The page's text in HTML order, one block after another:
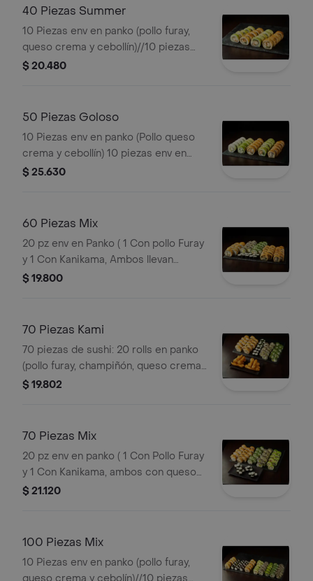
cebollín)//10 piezas env en panko
40 Piezas Summer
10 Piezas env en panko (pollo furay,
queso crema y cebollín)//10 piezas
env en panko (kanikama, queso crema
piezas env en palta (pollo furay, queso
$ 20.480
50 Piezas Goloso
10 Piezas env en panko (Pollo queso
crema y cebollín) 10 piezas env en
panko (kanikama, queso crema y
piezas env en palta (palmito, queso
queso crema (camarón, queso crema
y palta).
$ 25.630
60 Piezas Mix
20 pz env en Panko ( 1 Con pollo Furay
y 1 Con Kanikama, Ambos llevan
Queso Crema y Cebollin) 20 pz env en
palta) 10 pz env en nori tempurizado
10 pz de Hosomaki (Roll pequeño con
queso crema)
$ 19.800
70 Piezas Kami
70 piezas de sushi: 20 rolls en panko
(pollo furay, champiñón, queso crema,
cebollín), 20 california (kanikama,
$ 19.802
70 Piezas Mix
20 pz env en panko ( 1 Con Pollo Furay
y 1 Con Kanikama, ambos con queso
crema y cebollín) 10 pz env en palta
kanikama y 1 con palmito, ambos con
pequeño con queso crema)
$ 21.120
100 Piezas Mix
10 Piezas env en panko (pollo furay,